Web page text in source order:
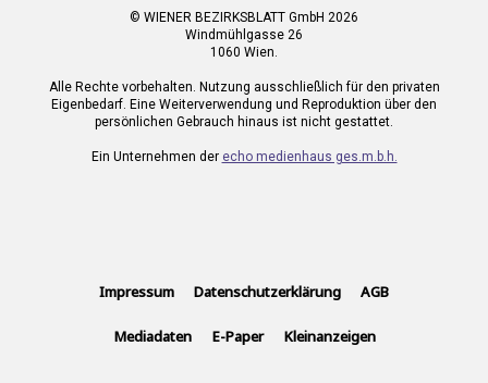
© WIENER BEZIRKSBLATT GmbH 2026
Windmühlgasse 26
1060 Wien.
Alle Rechte vorbehalten. Nutzung ausschließlich für den privaten
Eigenbedarf. Eine Weiterverwendung und Reproduktion über den
persönlichen Gebrauch hinaus ist nicht gestattet.
Ein Unternehmen der echo medienhaus ges.m.b.h.
Impressum Datenschutzerklärung AGB
Mediadaten E-Paper Kleinanzeigen